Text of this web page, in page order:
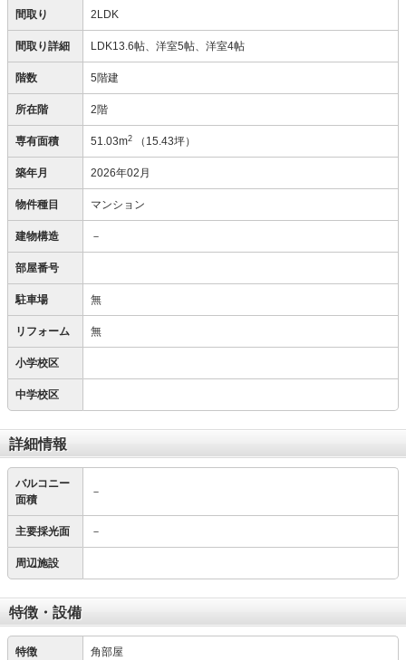
間取り 2LDK
間取り詳細 LDK13.6帖、洋室5帖、洋室4帖
階数 5階建
所在階 2階
専有面積 51.03m2 （15.43坪）
築年月 2026年02月
物件種目 マンション
建物構造 －
部屋番号
駐車場 無
リフォーム 無
小学校区
中学校区
詳細情報
バルコニー
面積
－
主要採光面 －
周辺施設
特徴・設備
特徴 角部屋